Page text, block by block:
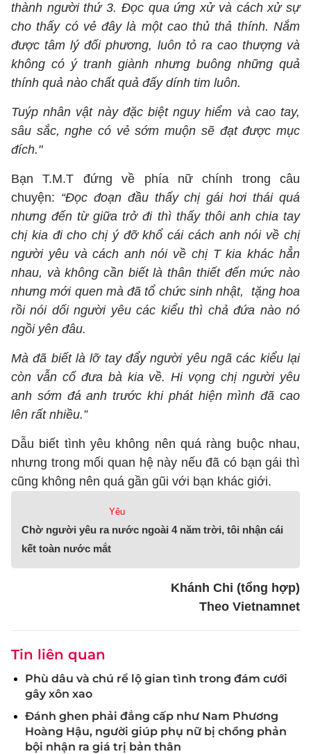
thành người thứ 3. Đọc qua ứng xử và cách xử sự
cho thấy có vẻ đây là một cao thủ thả thính. Nắm
được tâm lý đối phương, luôn tỏ ra cao thượng và
không có ý tranh giành nhưng buông những quả
thính quả nào chất quả đấy dính tim luôn.
Tuýp nhân vật này đặc biệt nguy hiểm và cao tay,
sâu sắc, nghe có vẻ sớm muộn sẽ đạt được mục
đích."
Bạn T.M.T đứng về phía nữ chính trong câu
chuyện: “Đọc đoạn đầu thấy chị gái hơi thái quá
nhưng đến từ giữa trở đi thì thấy thôi anh chia tay
chị kia đi cho chị ý đỡ khổ cái cách anh nói về chị
người yêu và cách anh nói về chị T kia khác hẳn
nhau, và không cần biết là thân thiết đến mức nào
nhưng mới quen mà đã tổ chức sinh nhật, tặng hoa
rồi nói dối người yêu các kiểu thì chả đứa nào nó
ngồi yên đâu.
Mà đã biết là lỡ tay đẩy người yêu ngã các kiểu lại
còn vẫn cố đưa bà kia về. Hi vọng chị người yêu
anh sớm đá anh trước khi phát hiện mình đã cao
lên rất nhiều.”
Dẫu biết tình yêu không nên quá ràng buộc nhau,
nhưng trong mối quan hệ này nếu đã có bạn gái thì
cũng không nên quá gần gũi với bạn khác giới.
Yêu
Chờ người yêu ra nước ngoài 4 năm trời, tôi nhận cái
kết toàn nước mắt
Khánh Chi (tổng hợp)
Theo Vietnamnet
Tin liên quan
Phù dâu và chú rể lộ gian tình trong đám cưới
gây xôn xao
Đánh ghen phải đẳng cấp như Nam Phương
Hoàng Hậu, người giúp phụ nữ bị chồng phản
bội nhận ra giá trị bản thân